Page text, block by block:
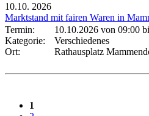
10.10. 2026
Marktstand mit fairen Waren in
Termin:
10.10.2026 von 09:00
Kategorie:
Verschiedenes
Ort:
Rathausplatz
1